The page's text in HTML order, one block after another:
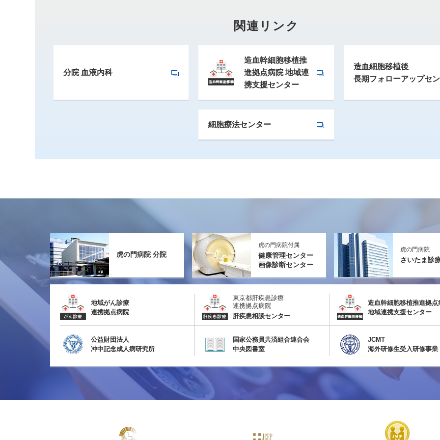
関連リンク
分院 血液内科
造血幹細胞移植推
進拠点病院 地域連
携支援センター
造血細胞移植後
長期フォローアップセ
細胞療法センター
虎の門病院 分院
虎の門病院付属
健康管理センター
画像診断センター
虎の門病院
さいたま診
地域がん診療
連携拠点病院
東京都肝疾患診療
連携拠点病院
肝疾患相談センター
造血幹細胞移植推進拠点
地域連携支援センター
公益財団法人
冲中記念成人病研究所
国家公務員共済組合連合会
中央図書室
JCMT
海外研修生受入研修事業